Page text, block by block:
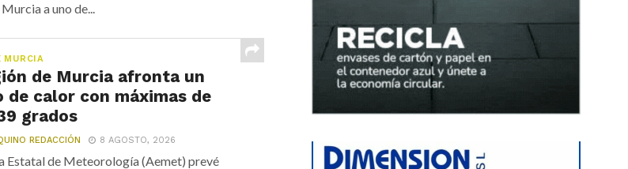
a uno de...
MURCIA
de Murcia afronta un
de calor con máximas de
grados
REDACCIÓN 8 AGOSTO, 2026
Estatal de Meteorología (Aemet) prevé